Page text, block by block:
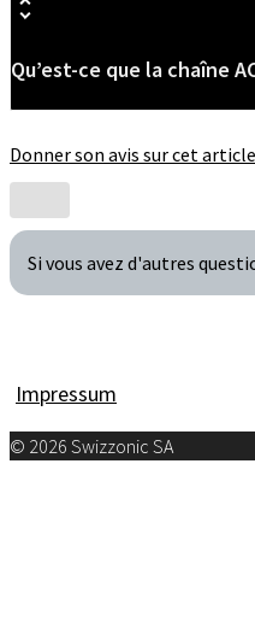
Qu’est-ce que la chaîne
Donner son avis sur cet article
Si vous avez d'autres
Impressum
© 2026 Swizzonic SA